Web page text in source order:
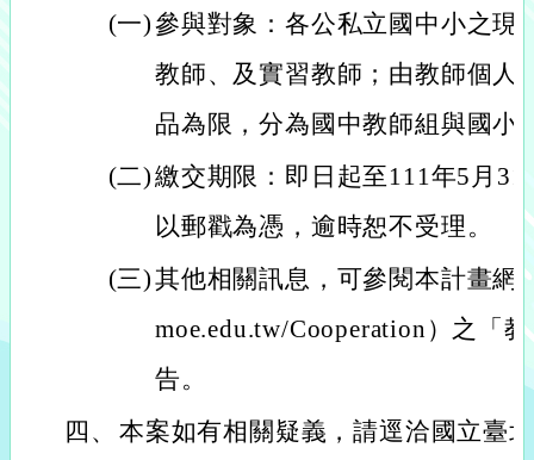
(一)參與對象：各公私立國中小之現
教師、及實習教師；由教師個人
品為限，分為國中教師組與國小
(二)繳交期限：即日起至111年5月
以郵戳為憑，逾時恕不受理。
(三)其他相關訊息，可參閱本計畫網
moe.edu.tw/Cooperation）之「
告。
四、 本案如有相關疑義，請逕洽國立臺